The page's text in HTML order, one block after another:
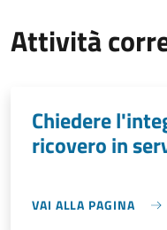
Attività
Chiedere
ricovero in
VAI ALLA PAGINA